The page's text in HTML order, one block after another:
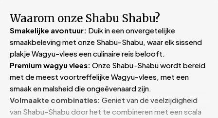
Waarom onze Shabu Shabu?
Smakelijke avontuur: Duik in een onvergetelijke
smaakbeleving met onze Shabu-Shabu, waar elk sissend
plakje Wagyu-vlees een culinaire reis belooft.
Premium wagyu vlees: Onze Shabu-Shabu wordt bereid
met de meest voortreffelijke Wagyu-vlees, met een
smaak en malsheid die ongeëvenaard zijn.
Volmaakte combinaties: Geniet van de veelzijdigheid
van Shabu-Shabu door het te combineren met een scala